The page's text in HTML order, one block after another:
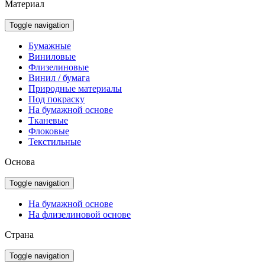
Материал
Toggle navigation
Бумажные
Виниловые
Флизелиновые
Винил / бумага
Природные материалы
Под покраску
На бумажной основе
Тканевые
Флоковые
Текстильные
Основа
Toggle navigation
На бумажной основе
На флизелиновой основе
Страна
Toggle navigation